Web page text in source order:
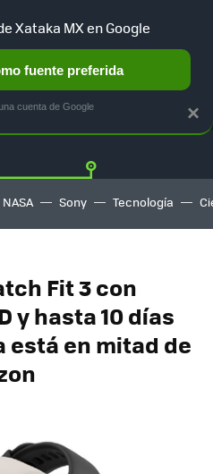
MERCADO LIBRE
NASA Sony Tecnología
Fit 3 con
y hasta 10 días
está en mitad de
×
Xataka MX en Google
fuente preferida
cuenta de Google